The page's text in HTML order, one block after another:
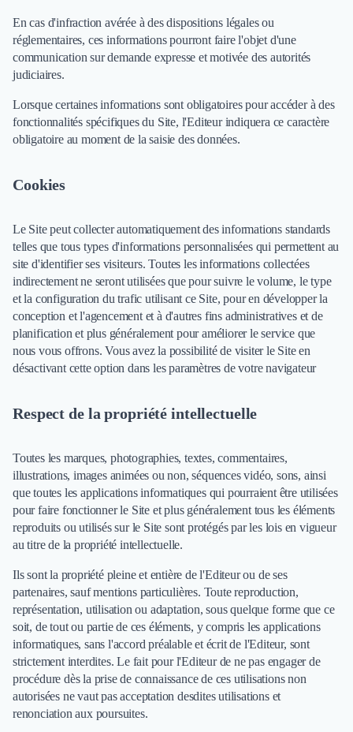
Brand Content
Publicité
Communication
Influence Marketing
Veille commerciale
Photographie
Salons
Présentations PowerPoint
Data Marketing
Logiciel Marketing
Logiciel Commercial
Expertise Comptable
Subventions & Aides
Levée de fonds
Droit des Affaires
Transactions Services
Droit Commercial
Droit du Travail
Propriété Intellectuelle (IP/IT)
Banque
Gestion de trésorerie
Financement de matériel ou équipement
Due Diligence
Audit
Solutions de Paiement
Fiscalité
UX & UI Design
Développement Web
Product Management
En cas d'infraction avérée à des dispositions légales ou
réglementaires, ces informations pourront faire l'objet d'une
communication sur demande expresse et motivée des autorités
judiciaires.
Lorsque certaines informations sont obligatoires pour accéder à des
fonctionnalités spécifiques du Site, l'Editeur indiquera ce caractère
obligatoire au moment de la saisie des données.
Cookies
Le Site peut collecter automatiquement des informations standards
telles que tous types d'informations personnalisées qui permettent au
site d'identifier ses visiteurs. Toutes les informations collectées
indirectement ne seront utilisées que pour suivre le volume, le type
et la configuration du trafic utilisant ce Site, pour en développer la
conception et l'agencement et à d'autres fins administratives et de
planification et plus généralement pour améliorer le service que
nous vous offrons. Vous avez la possibilité de visiter le Site en
désactivant cette option dans les paramètres de votre navigateur
Respect de la propriété intellectuelle
Toutes les marques, photographies, textes, commentaires,
illustrations, images animées ou non, séquences vidéo, sons, ainsi
que toutes les applications informatiques qui pourraient être utilisées
pour faire fonctionner le Site et plus généralement tous les éléments
reproduits ou utilisés sur le Site sont protégés par les lois en vigueur
au titre de la propriété intellectuelle.
Ils sont la propriété pleine et entière de l'Editeur ou de ses
partenaires, sauf mentions particulières. Toute reproduction,
représentation, utilisation ou adaptation, sous quelque forme que ce
soit, de tout ou partie de ces éléments, y compris les applications
informatiques, sans l'accord préalable et écrit de l'Editeur, sont
strictement interdites. Le fait pour l'Editeur de ne pas engager de
procédure dès la prise de connaissance de ces utilisations non
autorisées ne vaut pas acceptation desdites utilisations et
renonciation aux poursuites.